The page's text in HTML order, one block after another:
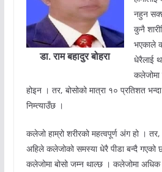
डा. राम बहादुर बोहरा
नहुन
कुनै
भएकाले
धेरैलाई
कलेजोमा
होइन । तर, बोसोको मात्रा १० प्रतिशत
निम्त्याउँछ ।
कलेजो हाम्रो शरीरको महत्वपूर्ण अंग हो ।
अहिले कलेजोको समस्या धेरै पीडा बन्दै गएको
कलेजोमा बोसो जम्न थाल्छ । कलेजोमा